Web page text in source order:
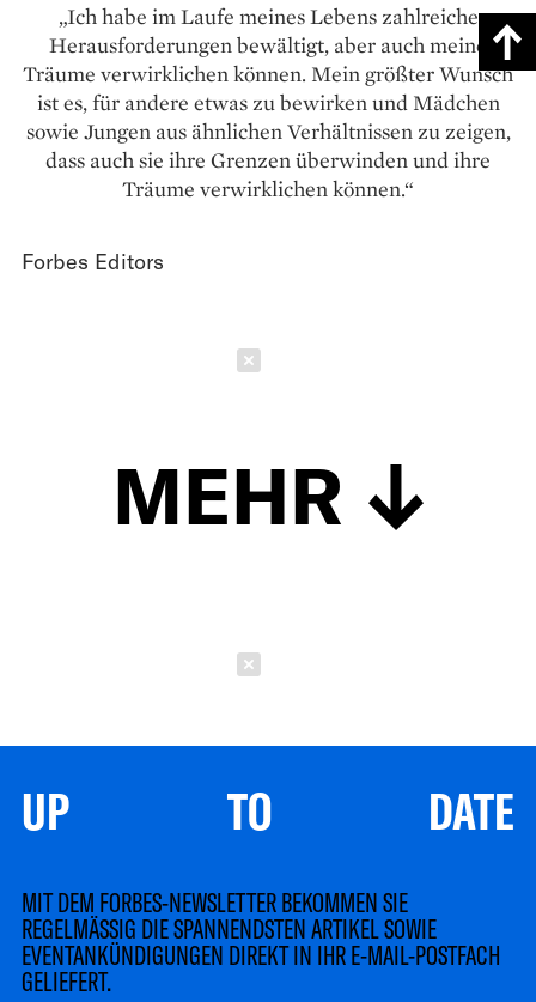
„Ich habe im Laufe meines Lebens zahlreiche
Herausforderungen bewältigt, aber auch meine
Träume verwirklichen können. Mein größter Wunsch
ist es, für andere etwas zu bewirken und Mädchen
sowie Jungen aus ähnlichen Verhältnissen zu zeigen,
dass auch sie ihre Grenzen überwinden und ihre
Träume verwirklichen können.“
Forbes Editors
MEHR
UP TO DATE
MIT DEM FORBES-NEWSLETTER BEKOMMEN SIE
REGELMÄSSIG DIE SPANNENDSTEN ARTIKEL SOWIE
EVENTANKÜNDIGUNGEN DIREKT IN IHR E-MAIL-POSTFACH
GELIEFERT.